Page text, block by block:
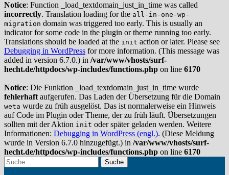
Notice: Function _load_textdomain_just_in_time was called
incorrectly. Translation loading for the all-in-one-wp-
migration domain was triggered too early. This is usually an
indicator for some code in the plugin or theme running too early.
Translations should be loaded at the init action or later. Please see
Debugging in WordPress for more information. (This message was
added in version 6.7.0.) in /var/www/vhosts/surf-
hecht.de/httpdocs/wp-includes/functions.php on line 6170
Notice: Die Funktion _load_textdomain_just_in_time wurde
fehlerhaft aufgerufen. Das Laden der Übersetzung für die Domain
weta wurde zu früh ausgelöst. Das ist normalerweise ein Hinweis
auf Code im Plugin oder Theme, der zu früh läuft. Übersetzungen
sollten mit der Aktion init oder später geladen werden. Weitere
Informationen: Debugging in WordPress (engl.). (Diese Meldung
wurde in Version 6.7.0 hinzugefügt.) in /var/www/vhosts/surf-
hecht.de/httpdocs/wp-includes/functions.php on line 6170
Suche